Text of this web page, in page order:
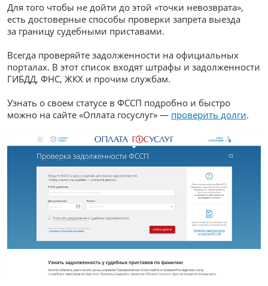
Для того чтобы не дойти до этой «точки невозврата»,
есть достоверные способы проверки запрета выезда
за границу судебными приставами.
Всегда проверяйте задолженности на официальных
порталах. В этот список входят штрафы и задолженности
ГИБДД, ФНС, ЖКХ и прочим службам.
Узнать о своем статусе в ФССП подробно и быстро
можно на сайте «Оплата госуслуг» — проверить долги.